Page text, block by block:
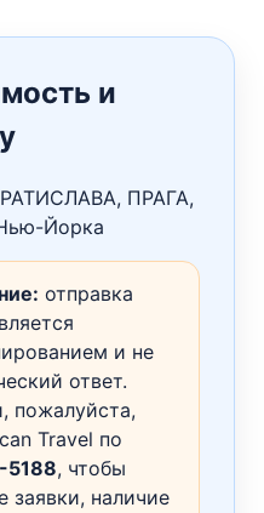
и
ПРАГА,
Йорка
отправка
и не
ответ.
пожалуйста,
Travel по
5188, чтобы
заявки, наличие